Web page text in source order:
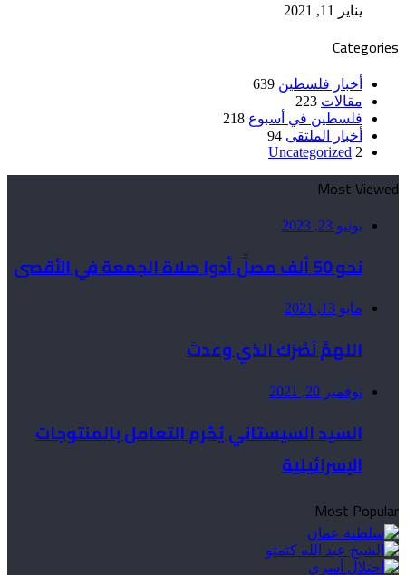
يناير 11, 2021
Categories
أخبار فلسطين 639
مقالات 223
فلسطين في أسبوع 218
أخبار الملتقى 94
Uncategorized 2
Most Viewed
يونيو 23, 2023
نحو 50 ألف مصلٍّ أدوا صلاة الجمعة في الأقصى
مايو 13, 2021
اللهمَّ نَصْرَك الذي وعدتَ
نوفمبر 20, 2021
السيد السيستاني يُحّرم التعامل بالمنتوجات
الإسرائيلية
Most Popular